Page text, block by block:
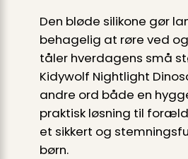
Den bløde silikone gør
behagelig at røre ved
tåler hverdagens små
Kidywolf Nightlight
andre ord både en
praktisk løsning til
et sikkert og
børn.